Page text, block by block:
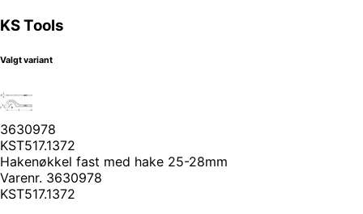
KS Tools
Valgt variant
3630978
KST517.1372
Hakenøkkel fast med hake 25-28mm
Varenr. 3630978
KST517.1372